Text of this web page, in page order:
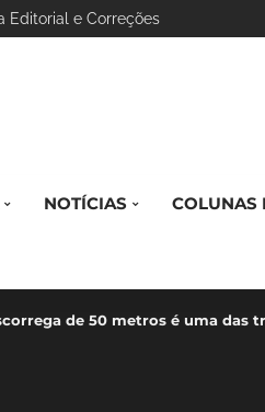
Editorial e Correções
NOTÍCIAS COLUNAS
de 50 metros é uma das